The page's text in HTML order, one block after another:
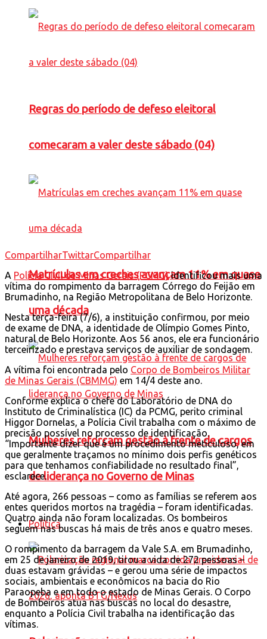
Regras do período de defeso eleitoral
comecaram a valer deste sábado (04)
Matrículas em creches avançam 11% em quase
uma década
Mulheres reforçam gestão à frente de cargos
de liderança no Governo de Minas
Política
CompartilharTwittarCompartilhar
A Polícia Civil de Minas Gerais (PCMG)identificou mais uma
vítima do rompimento da barragem Córrego do Feijão em
Brumadinho, na Região Metropolitana de Belo Horizonte.
Nesta terça-feira (7/6), a instituição confirmou, por meio
de exame de DNA, a identidade de Olímpio Gomes Pinto,
natural de Belo Horizonte. Aos 56 anos, ele era funcionário
terceirizado e prestava serviços de auxiliar de sondagem.
A vítima foi encontrada pelo Corpo de Bombeiros Militar
de Minas Gerais (CBMMG) em 14/4 deste ano.
Conforme explica o chefe do Laboratório de DNA do
Instituto de Criminalística (IC) da PCMG, perito criminal
Higgor Dornelas, a Polícia Civil trabalha com o máximo de
precisão possível no processo de identificação.
“Importante dizer que é um procedimento meticuloso, em
que geralmente traçamos no mínimo dois perfis genéticos
para que tenhamos confiabilidade no resultado final”,
esclarece.
Até agora, 266 pessoas – como as famílias se referem aos
entes queridos mortos na tragédia – foram identificadas.
Quatro ainda não foram localizadas. Os bombeiros
seguem nas buscas há mais de três anos e quatro meses.
O rompimento da barragem da Vale S.A. em Brumadinho,
em 25 de janeiro de 2019, tirou a vida de 272 pessoas –
duas estavam grávidas – e gerou uma série de impactos
sociais, ambientais e econômicos na bacia do Rio
Paraopeba e em todo o estado de Minas Gerais. O Corpo
de Bombeiros atua nas buscas no local do desastre,
enquanto a Polícia Civil trabalha na identificação das
vítimas.